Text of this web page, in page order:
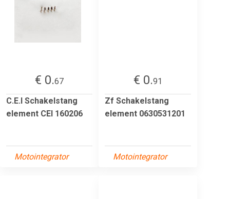
€ 0.67
C.E.I Schakelstang
element CEI 160206
Motointegrator
€ 0.91
Zf Schakelstang
element 0630531201
Motointegrator